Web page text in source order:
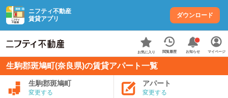
ニフティ不動産
賃貸アプリ
ダウンロード
お気に入り 閲覧履歴 お知らせ マイページ
生駒郡斑鳩町(奈良県)の賃貸アパート一覧
生駒郡斑鳩町
変更する
アパート
変更する